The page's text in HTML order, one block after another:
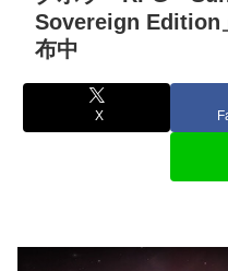
Sovereign Edition
布中
X